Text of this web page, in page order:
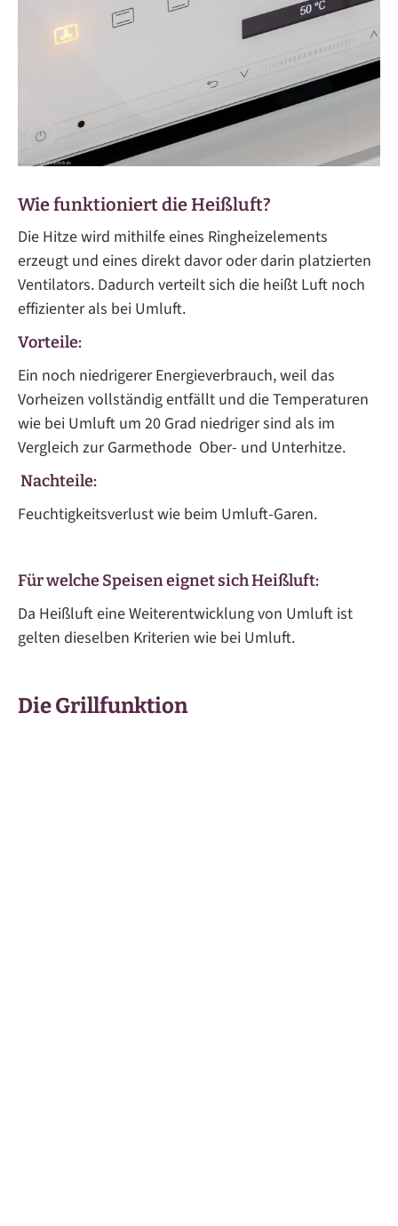
Wie funktioniert die Heißluft?
Die Hitze wird mithilfe eines Ringheizelements
erzeugt und eines direkt davor oder darin platzierten
Ventilators. Dadurch verteilt sich die heißt Luft noch
effizienter als bei Umluft.
Vorteile:
Ein noch niedrigerer Energieverbrauch, weil das
Vorheizen vollständig entfällt und die Temperaturen
wie bei Umluft um 20 Grad niedriger sind als im
Vergleich zur Garmethode Ober- und Unterhitze.
Nachteile:
Feuchtigkeitsverlust wie beim Umluft-Garen.
Für welche Speisen eignet sich Heißluft:
Da Heißluft eine Weiterentwicklung von Umluft ist
gelten dieselben Kriterien wie bei Umluft.
Die Grillfunktion